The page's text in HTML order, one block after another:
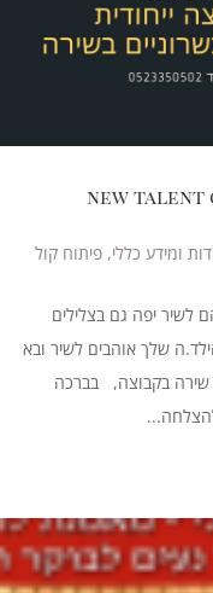
new talent
ומידע כללי, פיתוח קול
לשיר יפה גם בצלילים
שלך אוהבים לשיר ובא
בקבוצה, בברכה